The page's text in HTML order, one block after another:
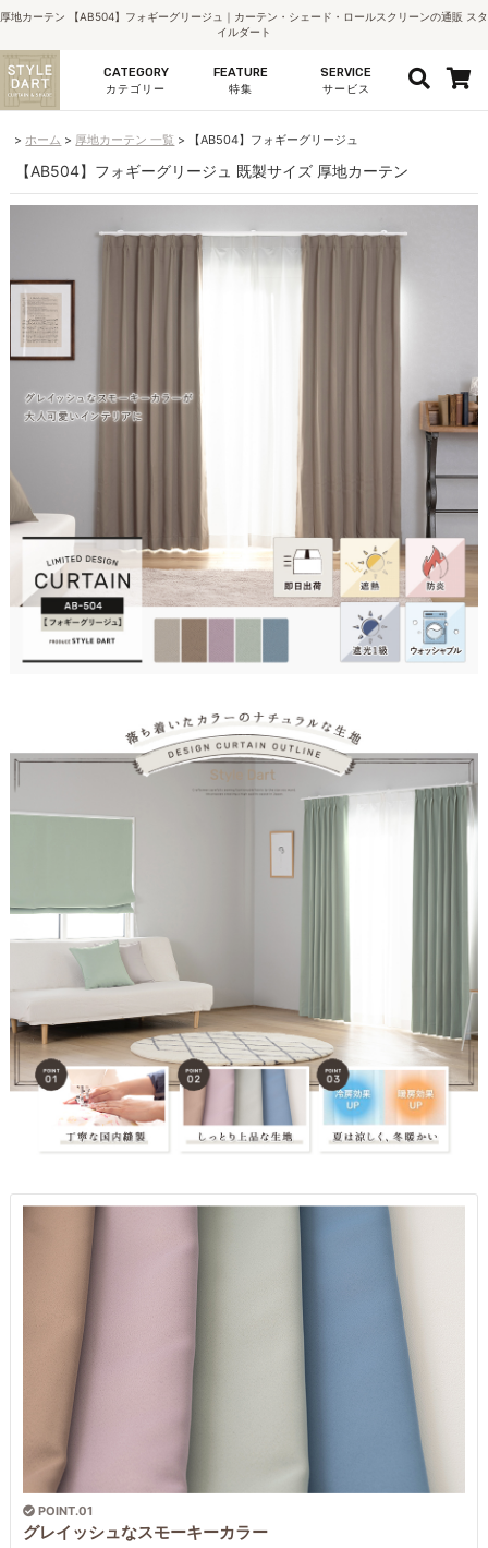
厚地カーテン 【AB504】フォギーグリージュ｜カーテン・シェード・ロールスクリーンの通販 スタ
イルダート
CATEGORY
カテゴリー
FEATURE
特集
SERVICE
サービス
ホーム 厚地カーテン 一覧 【AB504】フォギーグリージュ
【AB504】フォギーグリージュ 既製サイズ 厚地カーテン
POINT.01
グレイッシュなスモーキーカラー